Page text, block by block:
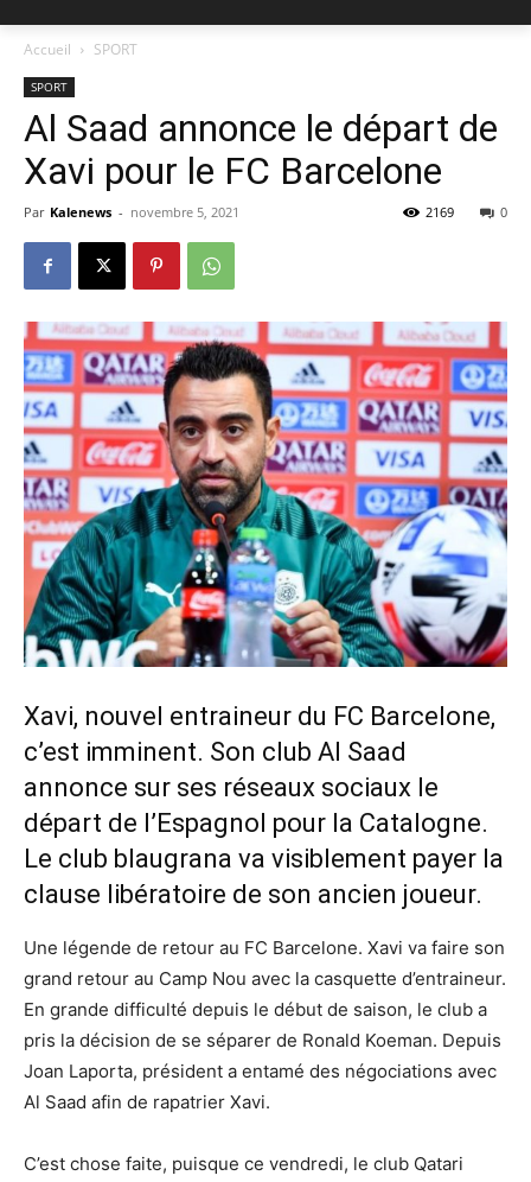
Accueil SPORT
SPORT
Al Saad annonce le départ de
Xavi pour le FC Barcelone
Par Kalenews - novembre 5, 2021 0
2169
Xavi, nouvel entraineur du FC Barcelone,
c’est imminent. Son club Al Saad
annonce sur ses réseaux sociaux le
départ de l’Espagnol pour la Catalogne.
Le club blaugrana va visiblement payer la
clause libératoire de son ancien joueur.
Une légende de retour au FC Barcelone. Xavi va faire son
grand retour au Camp Nou avec la casquette d’entraineur.
En grande difficulté depuis le début de saison, le club a
pris la décision de se séparer de Ronald Koeman. Depuis
Joan Laporta, président a entamé des négociations avec
Al Saad afin de rapatrier Xavi.
C’est chose faite, puisque ce vendredi, le club Qatari